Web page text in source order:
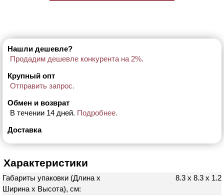
Нашли дешевле?
Продадим дешевле конкурента на 2%.
Крупный опт
Отправить запрос.
Обмен и возврат
В течении 14 дней. Подробнее.
Доставка
Характеристики
Габариты упаковки (Длина х
Ширина х Высота), см:
8.3 х 8.3 х 1.2